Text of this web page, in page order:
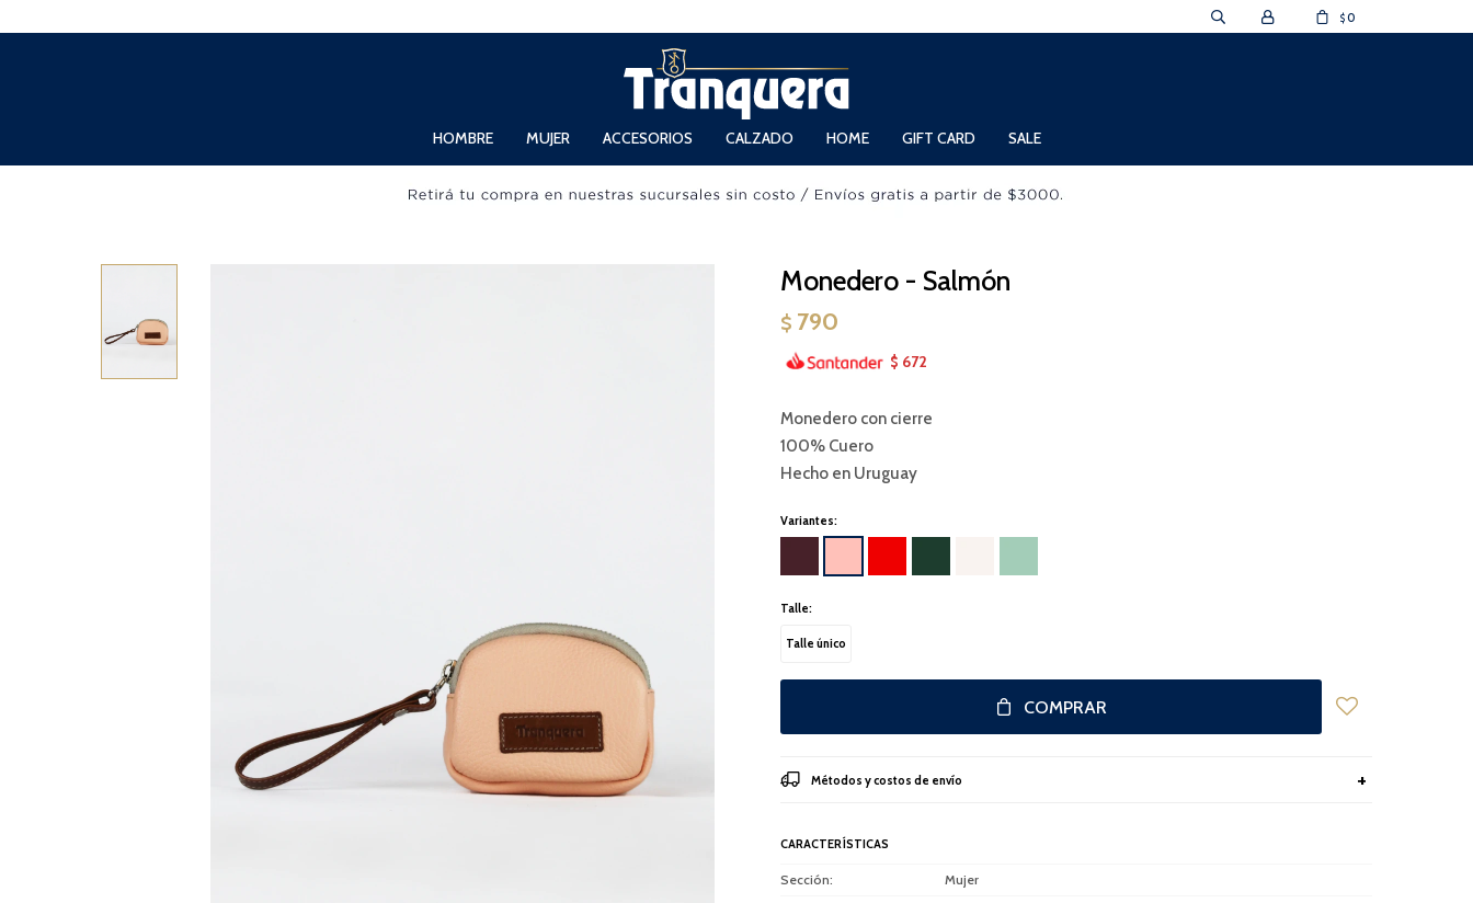
HOMBRE MUJER ACCESORIOS CALZADO HOME GIFT CARD SALE
$ 0
Monedero - Salmón
$ 790
$ 672
Monedero con cierre
100% Cuero
Hecho en Uruguay
Variantes:
Talle:
Talle único
COMPRAR
Métodos y costos de envío
CARACTERÍSTICAS
Sección
Mujer